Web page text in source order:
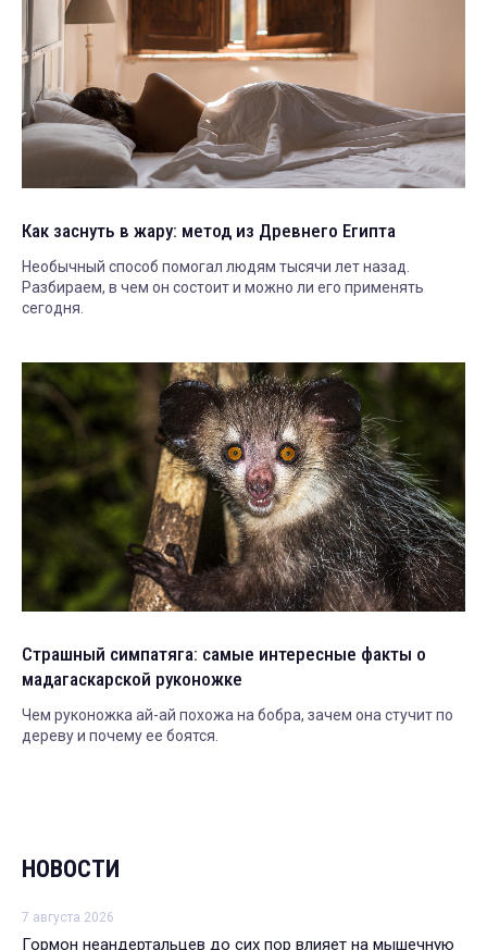
Как заснуть в жару: метод из Древнего Египта
Необычный способ помогал людям тысячи лет назад.
Разбираем, в чем он состоит и можно ли его применять
сегодня.
Страшный симпатяга: самые интересные факты о
мадагаскарской руконожке
Чем руконожка ай-ай похожа на бобра, зачем она стучит по
дереву и почему ее боятся.
НОВОСТИ
7 августа 2026
Гормон неандертальцев до сих пор влияет на мышечную